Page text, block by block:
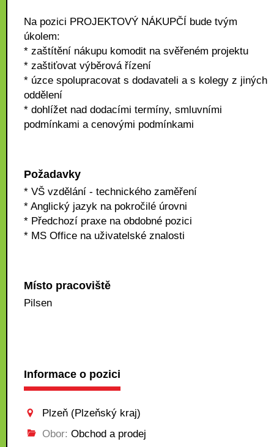
Na pozici PROJEKTOVÝ NÁKUPČÍ bude tvým
úkolem:
* zaštítění nákupu komodit na svěřeném projektu
* zaštiťovat výběrová řízení
* úzce spolupracovat s dodavateli a s kolegy z jiných
oddělení
* dohlížet nad dodacími termíny, smluvními
podmínkami a cenovými podmínkami
Požadavky
* VŠ vzdělání - technického zaměření
* Anglický jazyk na pokročilé úrovni
* Předchozí praxe na obdobné pozici
* MS Office na uživatelské znalosti
Místo pracoviště
Pilsen
Informace o pozici
Plzeň (Plzeňský kraj)
Obor: Obchod a prodej